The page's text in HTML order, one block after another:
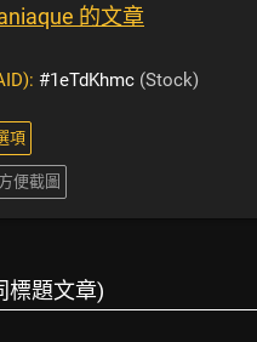
的文章
#1eTdKhmc (Stock)
項
便截圖
標題文章)